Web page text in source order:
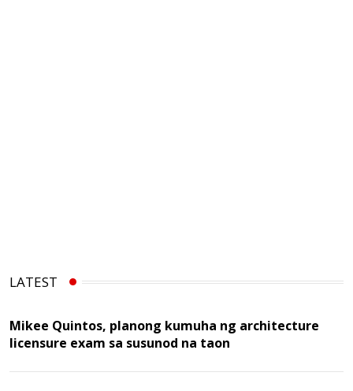
LATEST
Mikee Quintos, planong kumuha ng architecture
licensure exam sa susunod na taon